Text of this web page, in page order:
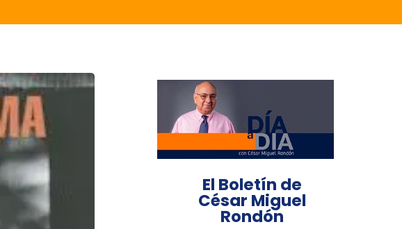
El Boletín de
César Miguel
Rondón